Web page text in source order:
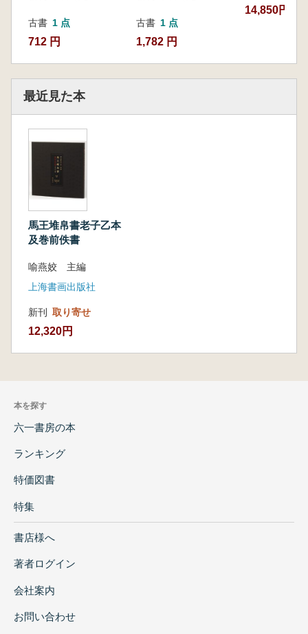
古書 1 点
712 円
古書 1 点
1,782 円
14,850円
最近見た本
馬王堆帛書老子乙本
及巻前佚書
喻燕姣 主編
上海書画出版社
新刊 取り寄せ
12,320円
本を探す
六一書房の本
ランキング
特価図書
特集
書店様へ
著者ログイン
会社案内
お問い合わせ